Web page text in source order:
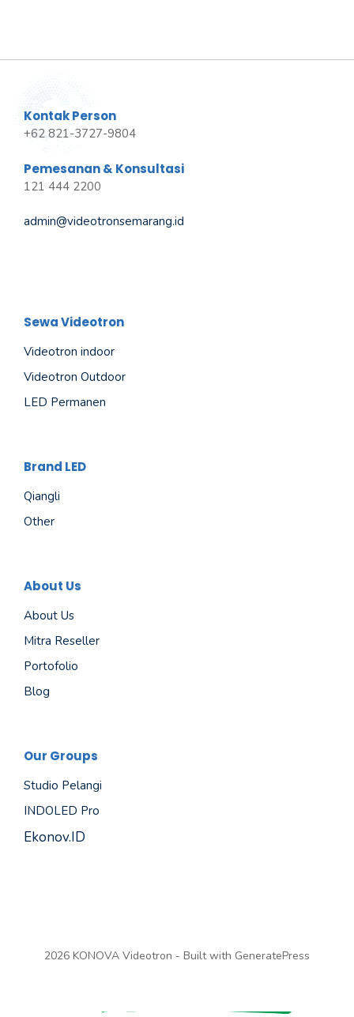
Kontak Person
+62 821-3727-9804
Pemesanan & Konsultasi
121 444 2200
admin@videotronsemarang.id
Sewa Videotron
Videotron indoor
Videotron Outdoor
LED Permanen
Brand LED
Qiangli
Other
About Us
About Us
Mitra Reseller
Portofolio
Blog
Our Groups
Studio Pelangi
INDOLED Pro
Ekonov.ID
2026 KONOVA Videotron - Built with GeneratePress